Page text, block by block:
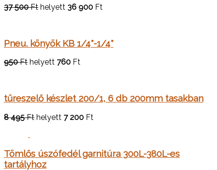
37 500 Ft helyett 36 900 Ft
Pneu. könyök KB 1/4"-1/4"
950 Ft helyett 760 Ft
tűreszelő készlet 200/1, 6 db 200mm tasakban
8 495 Ft helyett 7 200 Ft
Tömlős úszófedél garnitúra 300L-380L-es
tartályhoz